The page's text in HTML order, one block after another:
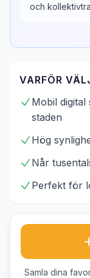
och
VARFÖR
Mobil
staden
Hög
Når
Perfekt för
Samla dina